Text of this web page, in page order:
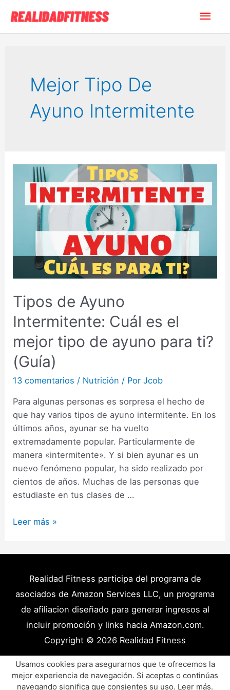
contenido
Mejor Tipo De
Ayuno Intermitente
Tipos de Ayuno
Intermitente: Cuál es el
mejor tipo de ayuno para ti?
(Guía)
13 comentarios / Nutrición / PorJcob
Para algunas personas es sorpresa el hecho de
que hay varios tipos de ayuno intermitente. En los
últimos años, ayunar se ha vuelto
extremadamente popular. Particularmente de
manera «intermitente». Y si bien ayunar es un
nuevo fenómeno popular, ha sido realizado por
cientos de años. Muchas de las personas que
estudiaste en tus clases de …
Tipos
Cuál
mejor
tipo
ayuno
para
ti?
Leer más »
Realidad Fitness participa del programa de
asociados de Amazon Services LLC, un programa
de afiliacion diseñado para generar ingresos al
incluir promoción y links hacia Amazon.com.
Copyright © 2026 Realidad Fitness
Políticas de Privacidad – Términos y Condiciones
Disclaimer Médico
Contacto
Artículos
Usamos cookies para asegurarnos que te ofrecemos la
mejor experiencia de navegación. Si aceptas o continúas
navegando significa que consientes su uso. Leer más.